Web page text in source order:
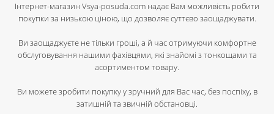
Інтернет-магазин Vsya-posuda.com надає Вам можливість робити
покупки за низькою ціною, що дозволяє суттєво заощаджувати.
Ви заощаджуєте не тільки гроші, а й час отримуючи комфортне
обслуговування нашими фахівцями, які знайомі з тонкощами та
асортиментом товару.
Ви можете зробити покупку у зручний для Вас час, без поспіху, в
затишній та звичній обстановці.